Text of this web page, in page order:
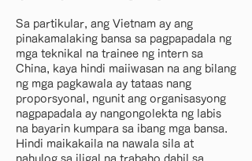
Sa partikular, ang Vietnam ay ang
pinakamalaking bansa sa pagpapadala ng
mga teknikal na trainee ng intern sa
China, kaya hindi maiiwasan na ang bilang
ng mga pagkawala ay tataas nang
proporsyonal, ngunit ang organisasyong
nagpapadala ay nangongolekta ng labis
na bayarin kumpara sa ibang mga bansa.
Hindi maikakaila na nawala sila at
nahulog sa iligal na trabaho dahil sa